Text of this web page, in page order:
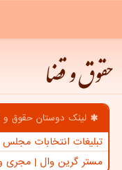
حقوق و قضا
لینک دوستان حقوق و
تبلیغات انتخابات مجلس
مستر گرین وال | مجری و